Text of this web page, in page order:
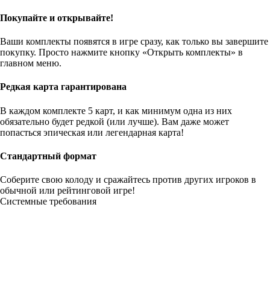
Покупайте и открывайте!
Ваши комплекты появятся в игре сразу, как только вы завершите
покупку. Просто нажмите кнопку «Открыть комплекты» в
главном меню.
Редкая карта гарантирована
В каждом комплекте 5 карт, и как минимум одна из них
обязательно будет редкой (или лучше). Вам даже может
попасться эпическая или легендарная карта!
Стандартный формат
Соберите свою колоду и сражайтесь против других игроков в
обычной или рейтинговой игре!
Системные требования